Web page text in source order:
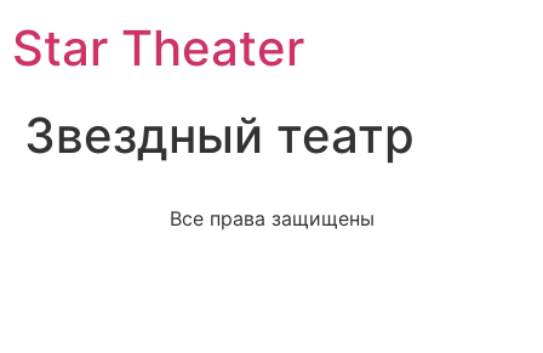
Star Theater
Звездный театр
Все права защищены